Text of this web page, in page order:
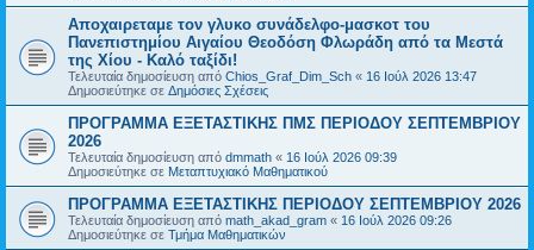
Αποχαιρεταμε τον γλυκο συνάδελφο-μασκοτ του
Πανεπιστημίου Αιγαίου Θεοδόση Φλωράδη από τα Μεστά
της Χίου - Καλό ταξίδι!
Τελευταία δημοσίευση από Chios_Graf_Dim_Sch « 16 Ιούλ 2026 13:47
Δημοσιεύτηκε σε Δημόσιες Σχέσεις
ΠΡΟΓΡΑΜΜΑ ΕΞΕΤΑΣΤΙΚΗΣ ΠΜΣ ΠΕΡΙΟΔΟΥ ΣΕΠΤΕΜΒΡΙΟΥ
2026
Τελευταία δημοσίευση από dmmath « 16 Ιούλ 2026 09:39
Δημοσιεύτηκε σε Μεταπτυχιακό Μαθηματικού
ΠΡΟΓΡΑΜΜΑ ΕΞΕΤΑΣΤΙΚΗΣ ΠΕΡΙΟΔΟΥ ΣΕΠΤΕΜΒΡΙΟΥ 2026
Τελευταία δημοσίευση από math_akad_gram « 16 Ιούλ 2026 09:26
Δημοσιεύτηκε σε Τμήμα Μαθηματικών